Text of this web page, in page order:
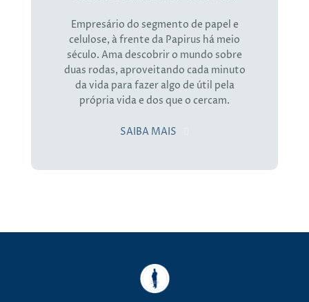
Empresário do segmento de papel e
celulose, à frente da Papirus há meio
século. Ama descobrir o mundo sobre
duas rodas, aproveitando cada minuto
da vida para fazer algo de útil pela
própria vida e dos que o cercam.
SAIBA MAIS